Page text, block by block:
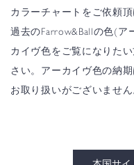
カラーチャートをご依頼
過去のFarrow&Ballの色(ア
カイヴ色をご覧になりた
さい。アーカイヴ色の納
お取り扱いがございません